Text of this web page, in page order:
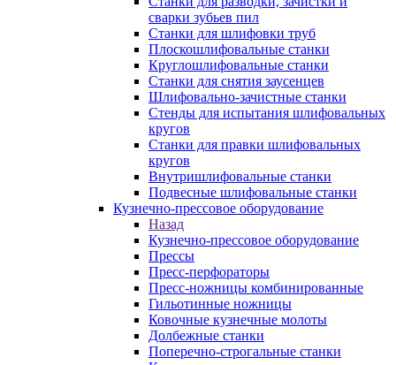
сварки зубьев пил
Станки для шлифовки труб
Плоскошлифовальные станки
Круглошлифовальные станки
Станки для снятия заусенцев
Шлифовально-зачистные станки
Стенды для испытания шлифовальных
кругов
Станки для правки шлифовальных
кругов
Внутришлифовальные станки
Подвесные шлифовальные станки
Кузнечно-прессовое оборудование
Назад
Кузнечно-прессовое оборудование
Прессы
Пресс-перфораторы
Пресс-ножницы комбинированные
Гильотинные ножницы
Ковочные кузнечные молоты
Долбежные станки
Поперечно-строгальные станки